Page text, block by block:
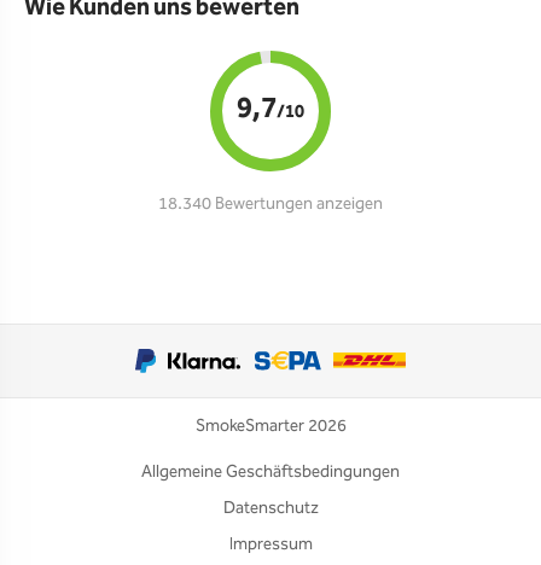
9,7/10
18.340 Bewertungen anzeigen
SmokeSmarter 2026
Allgemeine Geschäftsbedingungen
Datenschutz
Impressum